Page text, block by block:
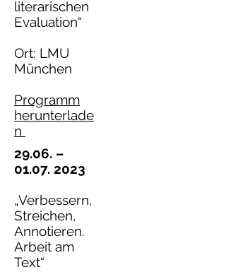
literarischen
Evaluation“
Ort: LMU
München
Programm
herunterlade
n
29.06. –
01.07. 2023
„Verbessern,
Streichen,
Annotieren.
Arbeit am
Text“